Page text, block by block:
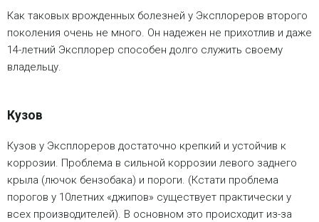
Как таковых врожденных болезней у Эксплореров второго
поколения очень не много. Он надежен не прихотлив и даже
14-летний Эксплорер способен долго служить своему
владельцу.
Кузов
Кузов у Эксплореров достаточно крепкий и устойчив к
коррозии. Проблема в сильной коррозии левого заднего
крыла (лючок бензобака) и пороги. (Кстати проблема
порогов у 10летних «джипов» существует практически у
всех производителей). В основном это происходит из-за